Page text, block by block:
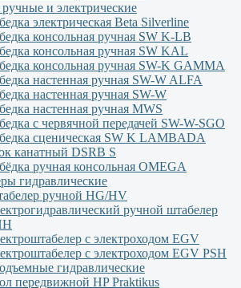
и электрические
электрическая Beta Silverline
консольная ручная SW K-LB
консольная ручная SW KAL
консольная ручная SW-K GAMMA
настенная ручная SW-W ALFA
настенная ручная SW-W
настенная ручная MWS
с червячной передачей SW-W-SGO
сценическая SW K LAMBADA
канатный DSRB S
ручная консольная OMEGA
гидравлические
ручной HG/HV
ручной штабелер
с электроходом EGV
с электроходом EGV PSH
гидравлические
передвижной HP Praktikus